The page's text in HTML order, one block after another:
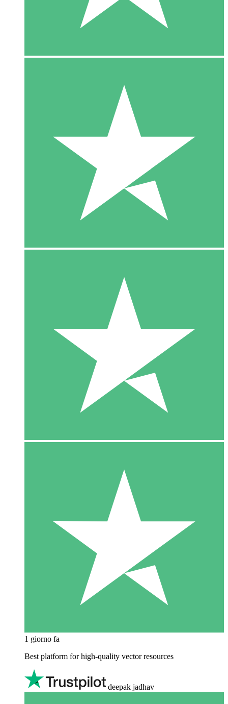
1 giorno fa
Best platform for high-quality vector resources
deepak jadhav